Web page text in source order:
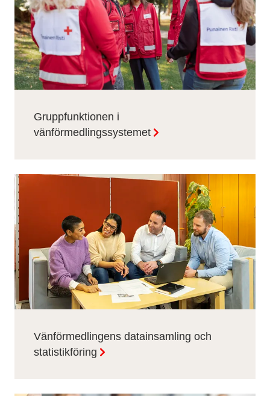
Gruppfunktionen i
vänförmedlingssystemet
Vänförmedlingens datainsamling och
statistikföring